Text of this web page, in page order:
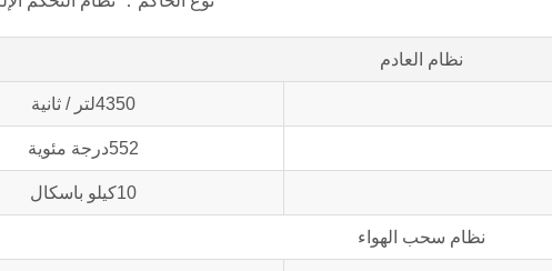
نظام العادم
4350لتر / ثانية
552درجة مئوية
10كيلو باسكال
نظام سحب الهواء